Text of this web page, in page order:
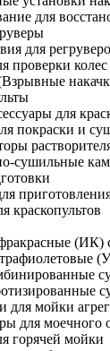
для
для
проверки колес
для
покраски и
сушильные
краскопультов
(ИК)
для мойки
для моечного
горячей мойки